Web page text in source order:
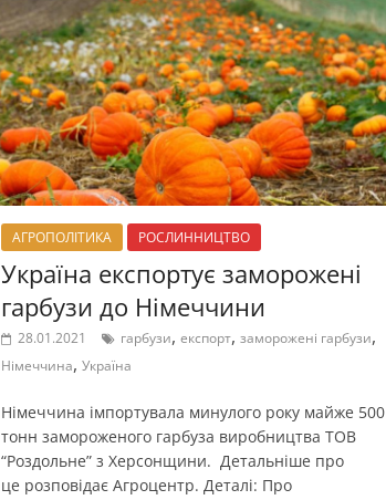
АГРОПОЛІТИКА РОСЛИННИЦТВО
Україна експортує заморожені
гарбузи до Німеччини
28.01.2021 гарбузи,експорт,заморожені гарбузи,
Німеччина,Україна
Німеччина імпортувала минулого року майже 500
тонн замороженого гарбуза виробництва ТОВ
“Роздольне” з Херсонщини. Детальніше про
це розповідає Агроцентр. Деталі: Про